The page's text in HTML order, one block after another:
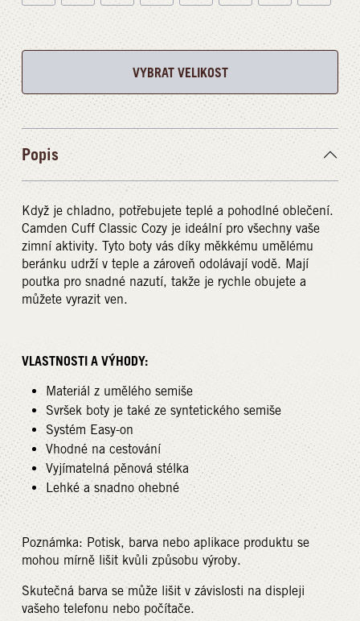
VYBRAT VELIKOST
Popis
Když je chladno, potřebujete teplé a pohodlné oblečení.
Camden Cuff Classic Cozy je ideální pro všechny vaše
zimní aktivity. Tyto boty vás díky měkkému umělému
beránku udrží v teple a zároveň odolávají vodě. Mají
poutka pro snadné nazutí, takže je rychle obujete a
můžete vyrazit ven.
VLASTNOSTI A VÝHODY:
Materiál z umělého semiše
Svršek boty je také ze syntetického semiše
Systém Easy-on
Vhodné na cestování
Vyjímatelná pěnová stélka
Lehké a snadno ohebné
Poznámka: Potisk, barva nebo aplikace produktu se
mohou mírně lišit kvůli způsobu výroby.
Skutečná barva se může lišit v závislosti na displeji
vašeho telefonu nebo počítače.